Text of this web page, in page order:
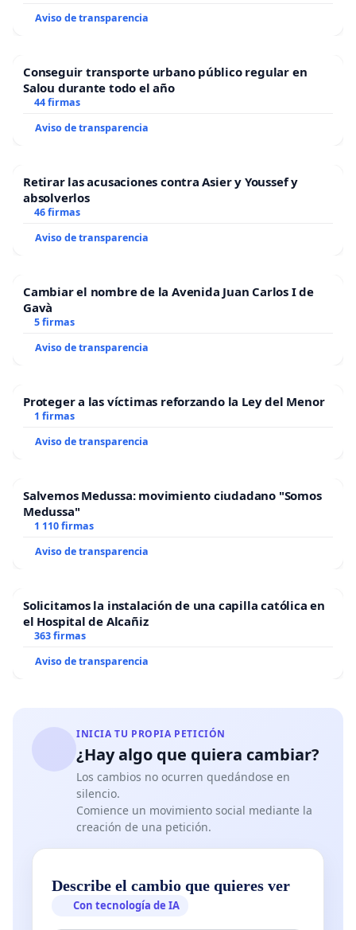
Aviso de transparencia
Conseguir transporte urbano público regular en
Salou durante todo el año
44 firmas
Aviso de transparencia
Retirar las acusaciones contra Asier y Youssef y
absolverlos
46 firmas
Aviso de transparencia
Cambiar el nombre de la Avenida Juan Carlos I de
Gavà
5 firmas
Aviso de transparencia
Proteger a las víctimas reforzando la Ley del Menor
1 firmas
Aviso de transparencia
Salvemos Medussa: movimiento ciudadano "Somos
Medussa"
1 110 firmas
Aviso de transparencia
Solicitamos la instalación de una capilla católica en
el Hospital de Alcañiz
363 firmas
Aviso de transparencia
INICIA TU PROPIA PETICIÓN
¿Hay algo que quiera cambiar?
Los cambios no ocurren quedándose en
silencio.
Comience un movimiento social mediante la
creación de una petición.
Describe el cambio que quieres ver
Con tecnología de IA